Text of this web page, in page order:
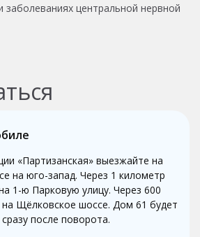
заболеваниях центральной нервной
«Партизанская» выезжайте на
на юго-запад. Через 1 километр
1-ю Парковую улицу. Через 600
Щёлковское шоссе. Дом 61 будет
после поворота.